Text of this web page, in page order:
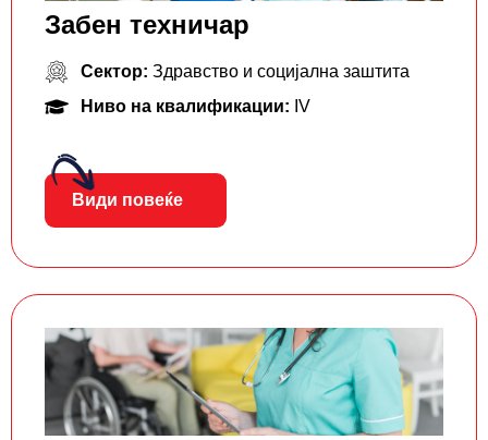
Забен техничар
Сектор: Здравство и социјална заштита
Ниво на квалификации: IV
Види повеќе